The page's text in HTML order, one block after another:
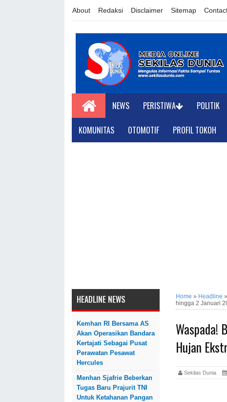
About Redaksi Disclaimer Sitemap
NEWS PERISTIWA POLITIK
KOMUNITAS OTOMOTIF PROFIL TOKOH
HEADLINE NEWS
Kemhan RI Bersama AS
Akan Operasikan Bandara
Kertajati Sebagai Pusat
Perawatan Pesawat
Hercules
Menhan Sjafrie Beberkan
Tugas Baru Prajurit TNI
Untuk Ketahanan Pangan
Home » Headline »
hingga 2 Januari
Waspada!
Hujan
Sekilas Dunia